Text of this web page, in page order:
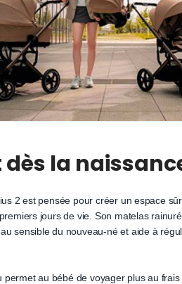
la
2 est pensée pour créer un espace
jours de vie. Son matelas
sensible du nouveau-né et aide à
permet au bébé de voyager plus au